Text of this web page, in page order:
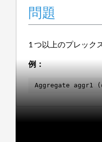
問題
1 つ以上のプレック
例：
Aggregate